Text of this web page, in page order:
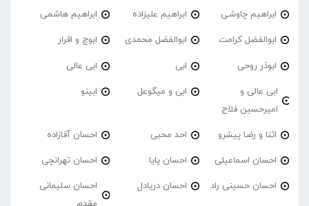
ابراهیم چاوشی ابراهیم علیزاده ابراهیم هاشمی
ابوالفضل کرامت ابوالفضل محمدی ابوچ و اقرار
ابوذر روحی ابی ابی عالی
ابی عالی و
امیرحسین فلاح
ابی و میگوعل ابینو
اثنا و رضا پیشرو احد محبی احسان آقازاده
احسان اسماعیلی احسان پایا احسان تهرانچی
احسان حسینی راد احسان دریادل
احسان سلیمانی